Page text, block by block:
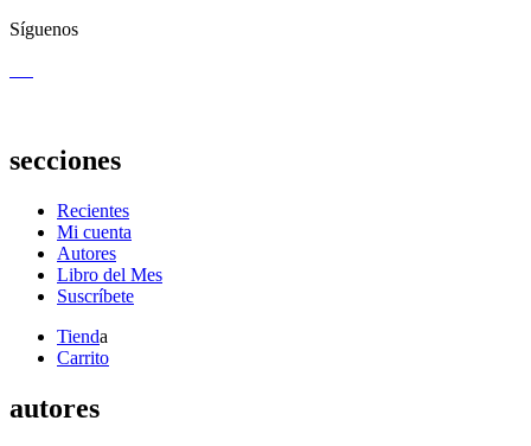
Síguenos
secciones
Recientes
Mi cuenta
Autores
Libro del Mes
Suscríbete
Tienda
Carrito
autores